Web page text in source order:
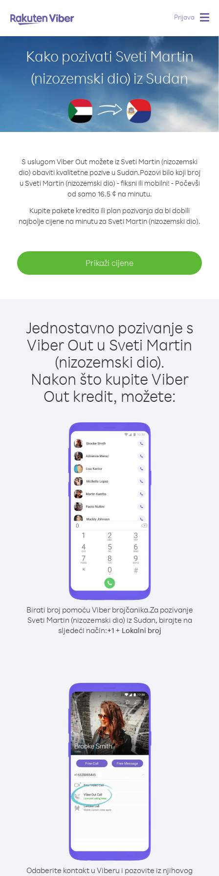
Prijava
Kako pozivati Sveti Martin
(nizozemski dio) iz Sudan
S uslugom Viber Out možete iz Sveti Martin (nizozemski
dio) obaviti kvalitetne pozive u Sudan.Pozovi bilo koji broj
u Sveti Martin (nizozemski dio) - fiksni ili mobilni! - Počevši
od samo 16.5 ¢ na minutu.
Kupite pakete kredita ili plan pozivanja da bi dobili
najbolje cijene na minutu za Sveti Martin (nizozemski dio).
Prikaži cijene
Jednostavno pozivanje s
Viber Out u Sveti Martin
(nizozemski dio).
Nakon što kupite Viber
Out kredit, možete:
Birati broj pomoću Viber brojčanika.Za pozivanje
Sveti Martin (nizozemski dio) iz Sudan, birajte na
sljedeći način:+1+ Lokalni broj
Odaberite kontakt u Viberu i pozovite iz njihovog